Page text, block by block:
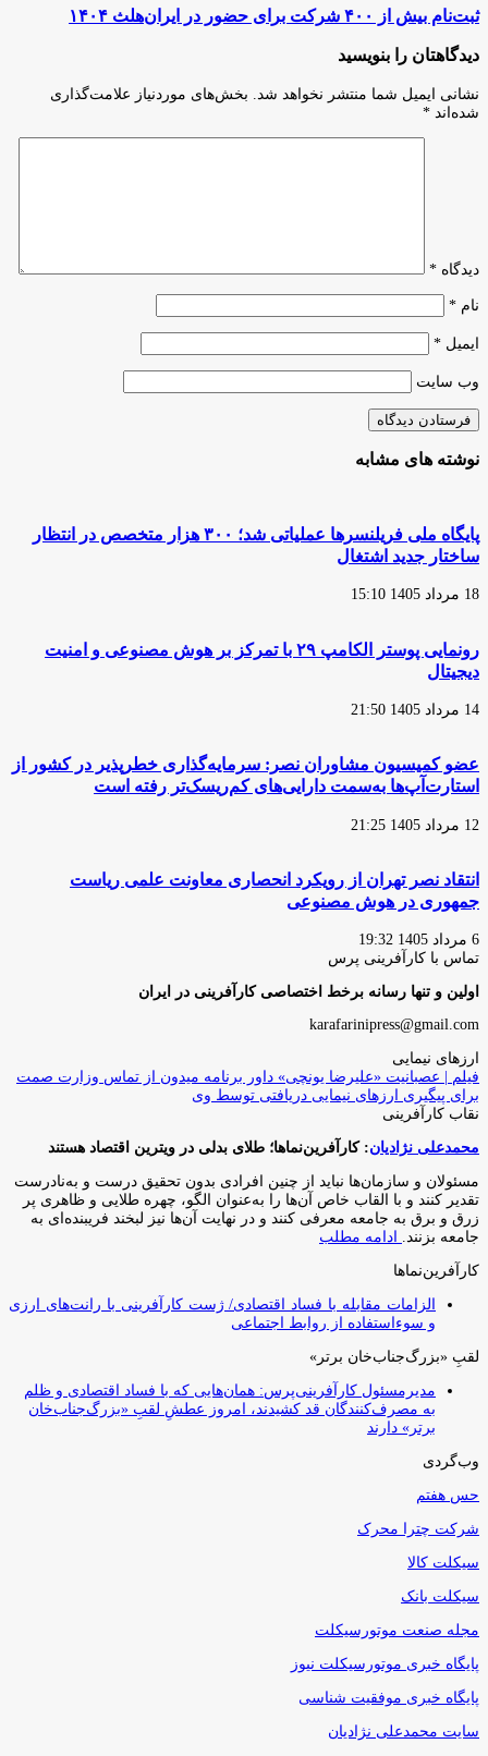
فناوری
پردیس
جلوه‌ای
از
و
استعدادهای
ثبت‌نام
از
شرکت
برای
ثبت‌نام بیش از ۴۰۰ شرکت برای حضور در ایران‌هلث ۱۴۰۴
دیدگاهتان را بنویسید
نشانی ایمیل شما منتشر نخواهد شد.
بخش‌های موردنیاز علامت‌گذاری
شده‌اند *
دیدگاه *
نام *
ایمیل *
وب‌ سایت
نوشته های مشابه
پایگاه ملی فریلنسرها عملیاتی شد؛ ۳۰۰ هزار متخصص در انتظار
ساختار جدید اشتغال
18 مرداد 1405 15:10
رونمایی پوستر الکامپ ۲۹ با تمرکز بر هوش مصنوعی و امنیت
دیجیتال
14 مرداد 1405 21:50
عضو کمیسیون مشاوران نصر: سرمایه‌گذاری خطرپذیر در کشور از
استارت‌آپ‌ها به‌سمت دارایی‌های کم‌ریسک‌تر رفته است
12 مرداد 1405 21:25
انتقاد نصر تهران از رویکرد انحصاری معاونت علمی ریاست
جمهوری در هوش مصنوعی
6 مرداد 1405 19:32
تماس با کارآفرینی پرس
اولین و تنها رسانه برخط اختصاصی کارآفرینی در ایران
karafarinipress@gmail.com
ارزهای نیمایی
فیلم | عصبانیت «علیرضا یونچی» داور برنامه میدون از تماس وزارت صمت
برای پیگیری ارزهای نیمایی دریافتی توسط وی
نقاب کارآفرینی
محمدعلی نژادیان: کارآفرین‌نماها؛ طلای بدلی در ویترین اقتصاد هستند
مسئولان و سازمان‌ها نباید از چنین افرادی بدون تحقیق درست و به‌نادرست
تقدیر کنند و با القاب خاص آ‌ن‌ها را به‌عنوان الگو، چهره طلایی و ظاهری پر
زرق و برق به جامعه معرفی کنند و در نهایت آن‌ها نیز لبخند فریبنده‌ای به
جامعه بزنند. ادامه مطلب
کارآفرین‌نماها
الزامات مقابله با فساد اقتصادی/ ژست کارآفرینی با رانت‌های ارزی
و سوءاستفاده از روابط اجتماعی
لقبِ «بزرگ‌جناب‌خان برتر»
مدیرمسئول کارآفرینی‌پرس: همان‌هایی که با فساد اقتصادی و ظلم
به مصرف‌کنندگان قد کشیدند، امروز عطشِ لقبِ «بزرگ‌جناب‌خان
برتر» دارند
وب‌گردی
حس هفتم
شرکت چترا محرک
سیکلت کالا
سیکلت بانک
مجله صنعت موتورسیکلت
پایگاه خبری موتورسیکلت نیوز
پایگاه خبری موفقیت شناسی
سایت محمدعلی نژادیان